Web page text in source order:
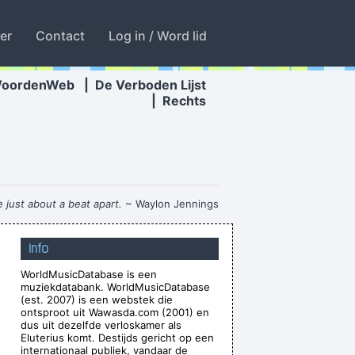
Contact Log in / Word lid
De Verboden Lijst
Rechts
just about a beat apart. ~ Waylon Jennings
love when music does that.~ Dave Gahan
that would be fantastic
best band in the world~ Noel Gallagher
set, I was a mental drummer.~ Keith Moon
trying to make great music~ Will Champion
making it otherwise~ George Michael
Info
WorldMusicDatabase is een
muziekdatabank. WorldMusicDatabase
(est. 2007) is een webstek die
ontsproot uit Wawasda.com (2001) en
dus uit dezelfde verloskamer als
Eluterius komt. Destijds gericht op een
internationaal publiek, vandaar de